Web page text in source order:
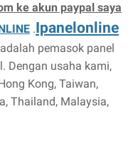
ke akun paypal saya
.Ipanelonline
pemasok panel
Dengan usaha kami,
Kong, Taiwan,
Thailand, Malaysia,